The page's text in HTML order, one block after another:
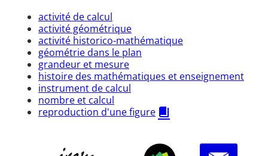
activité de calcul
activité géométrique
activité historico-mathématique
géométrie dans le plan
grandeur et mesure
histoire des mathématiques et enseignement
instrument de calcul
nombre et calcul
reproduction d'une figure